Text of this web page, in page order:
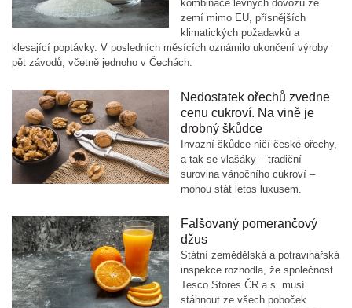
kombinace levných dovozů ze
zemí mimo EU, přísnějších
klimatických požadavků a
klesající poptávky. V posledních měsících oznámilo ukončení výroby
pět závodů, včetně jednoho v Čechách.
Nedostatek ořechů zvedne
cenu cukroví. Na vině je
drobný škůdce
Invazní škůdce ničí české ořechy,
a tak se vlašáky – tradiční
surovina vánočního cukroví –
mohou stát letos luxusem.
Falšovaný pomerančový
džus
Státní zemědělská a potravinářská
inspekce rozhodla, že společnost
Tesco Stores ČR a.s. musí
stáhnout ze všech poboček